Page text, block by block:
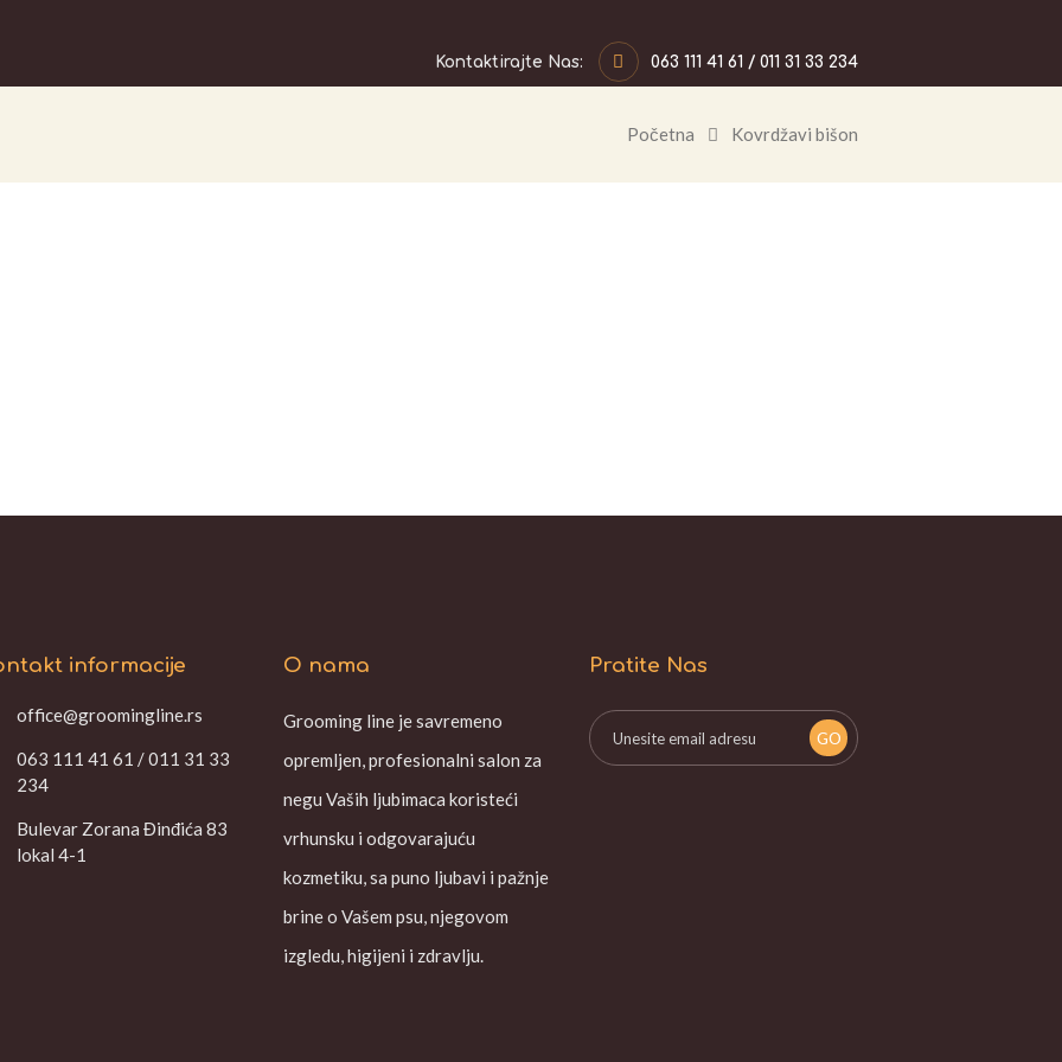
Kontaktirajte Nas: 063 111 41 61 / 011 31 33 234
Početna Kovrdžavi bišon
informacije
office@groomingline.rs
063 111 41 61 / 011 31 33
234
Bulevar Zorana Đinđića 83
lokal 4-1
O nama
Grooming line je savremeno
opremljen, profesionalni salon za
negu Vaših ljubimaca koristeći
vrhunsku i odgovarajuću
kozmetiku, sa puno ljubavi i pažnje
brine o Vašem psu, njegovom
izgledu, higijeni i zdravlju.
Pratite Nas